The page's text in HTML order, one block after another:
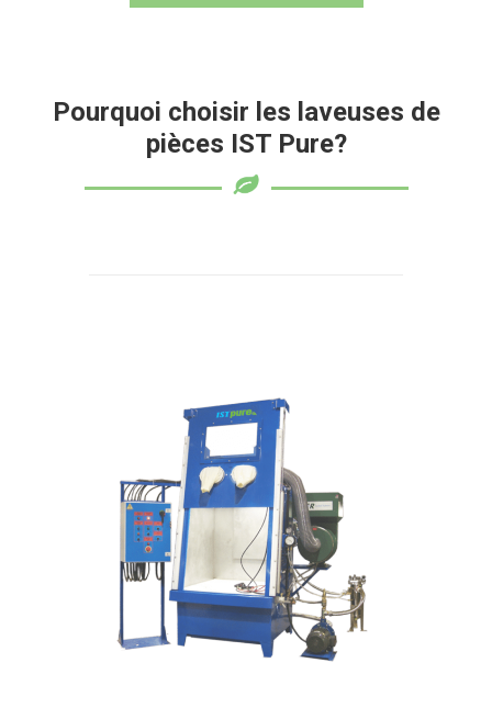
Pourquoi choisir les laveuses de
pièces IST Pure?